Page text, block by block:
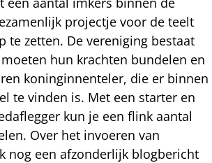
projectje voor de teelt
te zetten. De vereniging bestaat
hun krachten bundelen en
koninginnenteler, die er binnen
te vinden is. Met een starter en
kun je een flink aantal
Over het invoeren van
nog een afzonderlijk blogbericht